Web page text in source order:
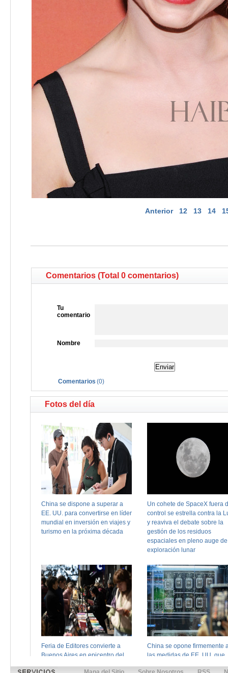
Anterior 12 13 14
Comentarios (Total 0 comentarios)
Tu
comentario
Nombre
Comentarios (0)